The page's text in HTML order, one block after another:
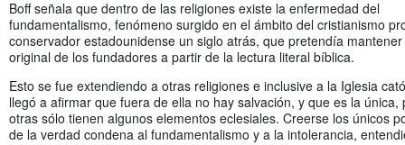
Boff señala que dentro de las religiones existe la enfermedad del
fundamentalismo, fenómeno surgido en el ámbito del cristianismo
conservador estadounidense un siglo atrás, que pretendía
original de los fundadores a partir de la lectura literal bíblica.
Esto se fue extendiendo a otras religiones e inclusive a la Iglesia
llegó a afirmar que fuera de ella no hay salvación, y que es la única,
otras sólo tienen algunos elementos eclesiales. Creerse los únicos
de la verdad condena al fundamentalismo y a la intolerancia,